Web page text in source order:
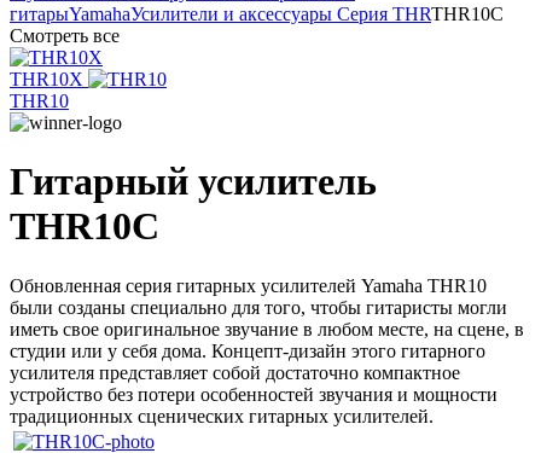
гитарыYamahaУсилители и аксессуары Серия THRTHR10C
Смотреть все
THR10X
THR10
Гитарный усилитель
THR10C
Обновленная серия гитарных усилителей Yamaha THR10
были созданы специально для того, чтобы гитаристы могли
иметь свое оригинальное звучание в любом месте, на сцене, в
студии или у себя дома. Концепт-дизайн этого гитарного
усилителя представляет собой достаточно компактное
устройство без потери особенностей звучания и мощности
традиционных сценических гитарных усилителей.